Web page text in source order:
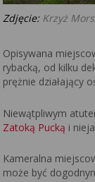
Zdjęcie:Krzyż
Opisywana
rybacką, od kilku
prężnie działający
Niewątpliwym
Zatoką Pucką i
Kameralna
może być